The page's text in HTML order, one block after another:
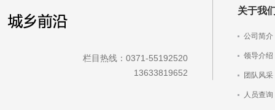
栏目热线：0371-55192520
13633819652
关于我
公司简介
领导介绍
团队风采
人员查询